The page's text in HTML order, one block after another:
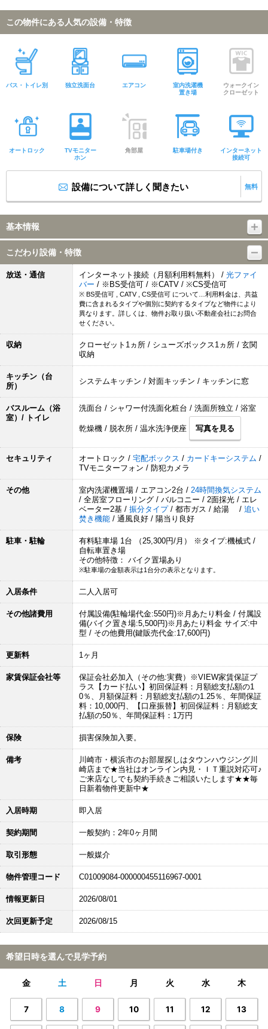
この物件にある人気の設備・特徴
バス・トイレ別 独立洗面台 エアコン
室内洗濯機
置き場
ウォークイン
クローゼット
オートロック
TVモニター
ホン
角部屋 駐車場付き
インターネット
接続可
設備について詳しく聞きたい 無料
基本情報
こだわり設備・特徴
放送・通信 インターネット接続（月額利用料無料） / 光ファイ
バー / ※BS受信可 / ※CATV / ※CS受信可
※ BS受信可 , CATV , CS受信可 について…利用料金は、共益
費に含まれるタイプや個別に契約するタイプなど物件により
異なります。詳しくは、物件お取り扱い不動産会社にお問合
せください。
収納
クローゼット1ヵ所 / シューズボックス1ヵ所 / 玄関
収納
キッチン（台
所）
システムキッチン / 対面キッチン / キッチンに窓
バスルーム（浴
室）/ トイレ
洗面台 / シャワー付洗面化粧台 / 洗面所独立 / 浴室
乾燥機 / 脱衣所 / 温水洗浄便座 写真を見る
セキュリティ オートロック / 宅配ボックス / カードキーシステム /
TVモニターフォン / 防犯カメラ
その他 室内洗濯機置場 / エアコン2台 / 24時間換気システム
/ 全居室フローリング / バルコニー / 2面採光 / エレ
ベーター2基 / 振分タイプ / 都市ガス / 給湯 / 追い
焚き機能 / 通風良好 / 陽当り良好
駐車・駐輪
有料駐車場 1台 （25,300円/月） ※タイプ:機械式 /
自転車置き場
その他特徴： バイク置場あり
※駐車場の金額表示は1台分の表示となります。
入居条件 二人入居可
その他諸費用
付属設備(駐輪場代金:550円)※月あたり料金 / 付属設
備(バイク置き場:5,500円)※月あたり料金 サイズ:中
型 / その他費用(鍵販売代金:17,600円)
更新料 1ヶ月
家賃保証会社等
保証会社必加入（その他:実費）※VIEW家賃保証プ
ラス【カード払い】初回保証料：月額総支払額の1
0％、月額保証料：月額総支払額の1.25％、年間保証
料：10,000円、【口座振替】初回保証料：月額総支
払額の50％、年間保証料：1万円
保険 損害保険加入要。
備考
川崎市・横浜市のお部屋探しはタウンハウジング川
崎店まで★当社はオンライン内見・ＩＴ重説対応可♪
ご来店なしでも契約手続きご相談いたします★★毎
日新着物件更新中★
入居時期 即入居
契約期間 一般契約：2年0ヶ月間
取引形態 一般媒介
物件管理コード C01009084-000000455116967-0001
情報更新日 2026/08/01
次回更新予定 2026/08/15
希望日時を選んで見学予約
金 土 日 月 火 水 木
7 8 9 10 11 12 13